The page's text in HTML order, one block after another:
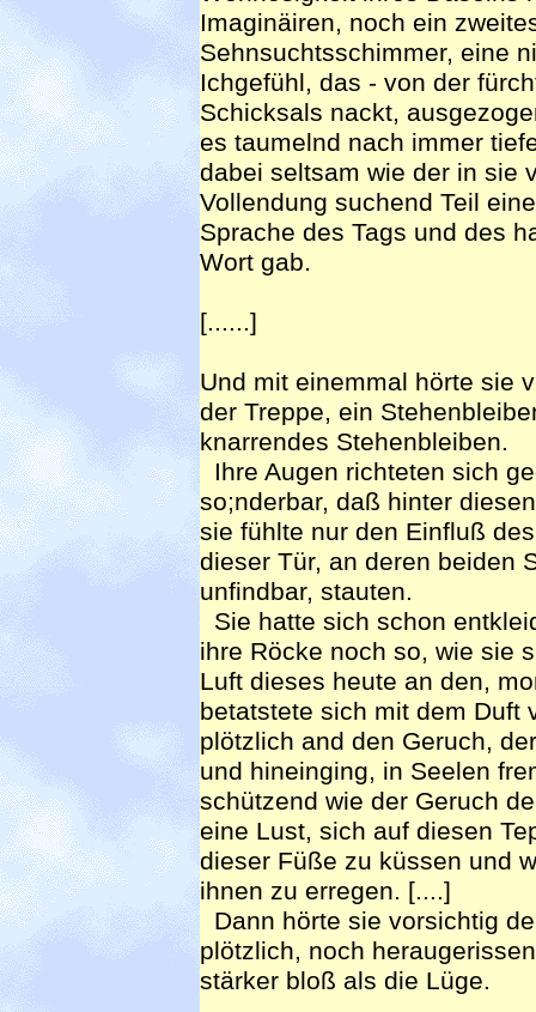
Imaginäiren, noch ein
Sehnsuchtsschimmer, eine
Ichgefühl, das - von der
Schicksals nackt,
es taumelnd nach immer
dabei seltsam wie der in sie
Vollendung suchend Teil
Sprache des Tags und des
Wort gab.
[......]
Und mit einemmal hörte sie
der Treppe, ein
knarrendes Stehenbleiben.
Ihre Augen richteten sich
so;nderbar, daß hinter
sie fühlte nur den Einfluß
dieser Tür, an deren beiden
unfindbar, stauten.
Sie hatte sich schon
ihre Röcke noch so, wie sie
Luft dieses heute an den,
betatstete sich mit dem Duft
plötzlich and den Geruch,
und hineinging, in Seelen
schützend wie der Geruch
eine Lust, sich auf diesen
dieser Füße zu küssen und
ihnen zu erregen. [....]
Dann hörte sie vorsichtig
plötzlich, noch
stärker bloß als die Lüge.